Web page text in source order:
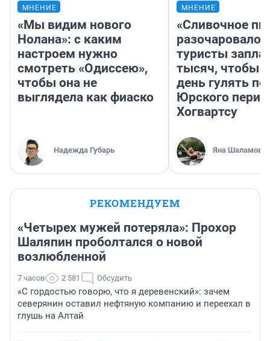
МНЕНИЕ
«Мы видим нового
Нолана»: с каким
настроем нужно
смотреть «Одиссею»,
чтобы она не
выглядела как фиаско
Надежда Губарь
МНЕНИЕ
«Сливочное
разочаровало»:
туристы
тысяч, чтобы
день гулять по
Юрского
Хогвартсу
Яна Шаламова
РЕКОМЕНДУЕМ
«Четырех мужей потеряла»: Прохор
Шаляпин проболтался о новой
возлюбленной
7 часов 2 581 Обсудить
«С гордостью говорю, что я деревенский»: зачем
северянин оставил нефтяную компанию и переехал в
глушь на Алтай